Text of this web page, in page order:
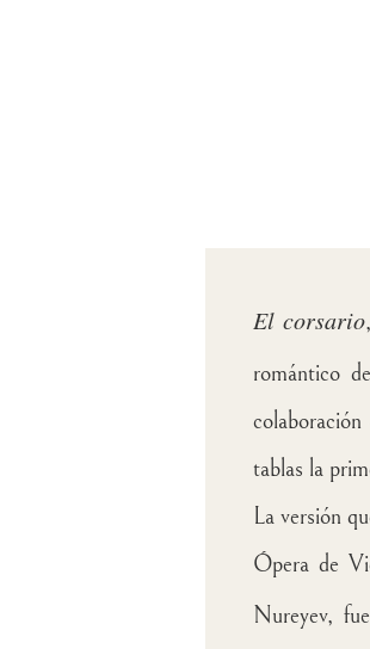
El corsario
romántico
tablas la
La versión
Ópera de
Nureyev,